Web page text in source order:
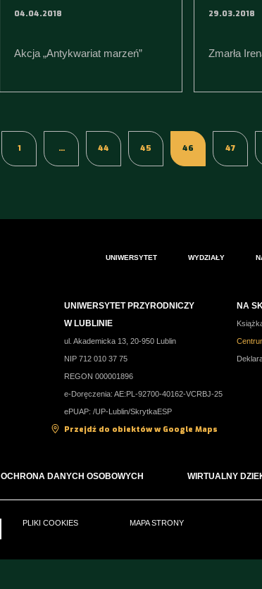
04.04.2018
Akcja „Antykwariat marzeń”
29.03.2018
Zmarła
1 … 44 45 46 47
UNIWERSYTET WYDZIAŁY
UNIWERSYTET PRZYRODNICZY
W LUBLINIE
ul. Akademicka 13, 20-950 Lublin
NIP 712 010 37 75
REGON 000001896
e-Doręczenia: AE:PL-92700-40162-VCRBJ-25
ePUAP: /UP-Lublin/SkrytkaESP
Przejdź do obiektów w Google Maps
NA
OCHRONA DANYCH OSOBOWYCH WIRTUALNY
PLIKI COOKIES MAPA STRONY